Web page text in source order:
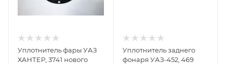
Уплотнитель фары УАЗ
ХАНТЕР, 3741 нового
Уплотнитель заднего
фонаря УАЗ-452, 469